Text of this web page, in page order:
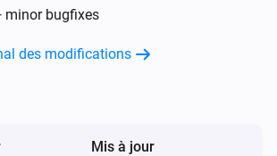
lumineuse sur relative
minor bugfixes
des modifications
Mis à jour